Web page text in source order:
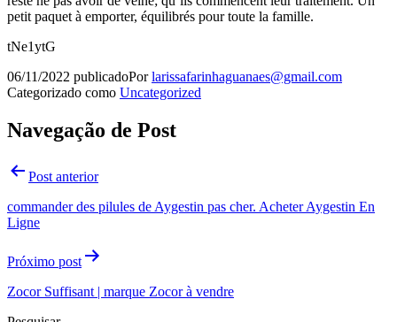
petit paquet à emporter, équilibrés pour toute la famille.
tNe1ytG
06/11/2022 publicadoPorlarissafarinhaguanaes@gmail.com
Categorizado como Uncategorized
Navegação de Post
Post anterior
commander des pilules de Aygestin pas cher. Acheter Aygestin En
Ligne
Próximo post
Zocor Suffisant | marque Zocor à vendre